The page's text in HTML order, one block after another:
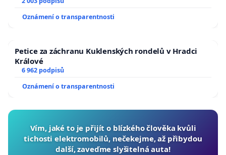
v Hradci Králové dne 11.1.2016
Oznámení o transparentnosti
Petice za záchranu Kuklenských rondelů v Hradci
Králové
6 962 podpisů
Oznámení o transparentnosti
Vím, jaké to je přijít o blízkého člověka kvůli
tichosti elektromobilů, nečekejme, až přibydou
další, zaveďme slyšitelná auta!